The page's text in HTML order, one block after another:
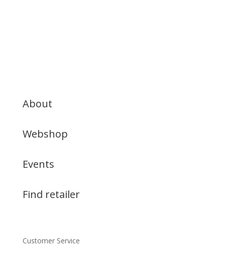
About
Webshop
Events
Find retailer
Customer Service